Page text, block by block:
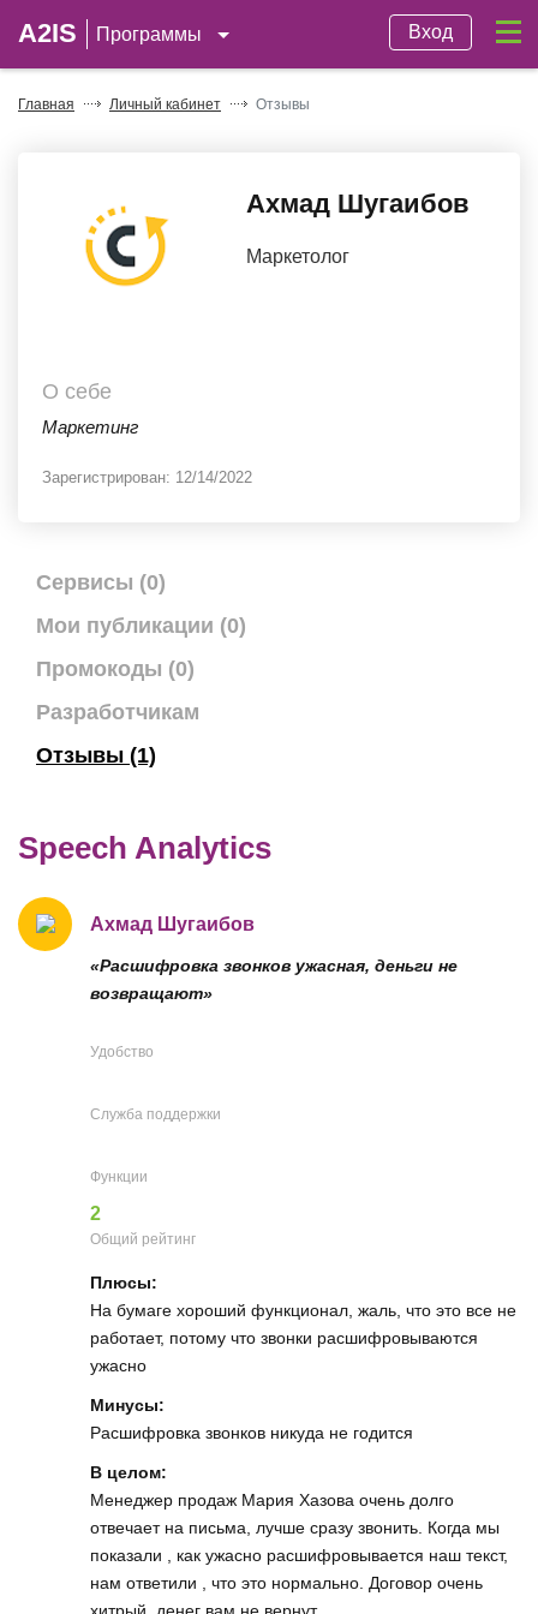
A2IS Программы Вход
Главная Личный кабинет Отзывы
Ахмад Шугаибов
Маркетолог
О себе
Маркетинг
Зарегистрирован: 12/14/2022
Сервисы (0)
Мои публикации (0)
Промокоды (0)
Разработчикам
Отзывы (1)
Speech Analytics
Ахмад Шугаибов
«Расшифровка звонков ужасная, деньги не
возвращают»
Удобство
Служба поддержки
Функции
2
Общий рейтинг
Плюсы:
На бумаге хороший функционал, жаль, что это все не
работает, потому что звонки расшифровываются
ужасно
Минусы:
Расшифровка звонков никуда не годится
В целом:
Менеджер продаж Мария Хазова очень долго
отвечает на письма, лучше сразу звонить. Когда мы
показали , как ужасно расшифровывается наш текст,
нам ответили , что это нормально. Договор очень